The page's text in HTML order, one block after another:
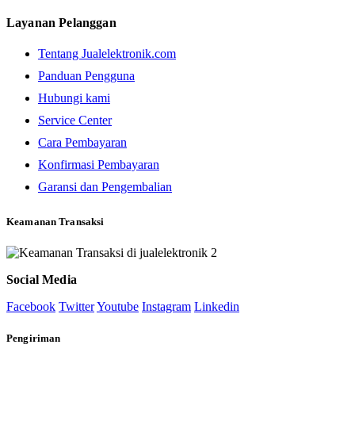
Layanan Pelanggan
Tentang Jualelektronik.com
Panduan Pengguna
Hubungi kami
Service Center
Cara Pembayaran
Konfirmasi Pembayaran
Garansi dan Pengembalian
Keamanan Transaksi
Social Media
Facebook TwitterYoutube Instagram Linkedin
Pengiriman